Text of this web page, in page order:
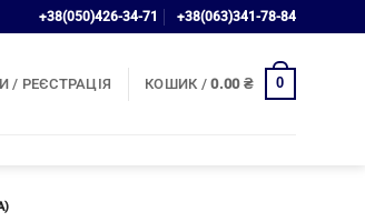
+38(050)426-34-71 +38(063)341-78-84
/ РЕЄСТРАЦІЯ КОШИК /0.00 ₴ 0